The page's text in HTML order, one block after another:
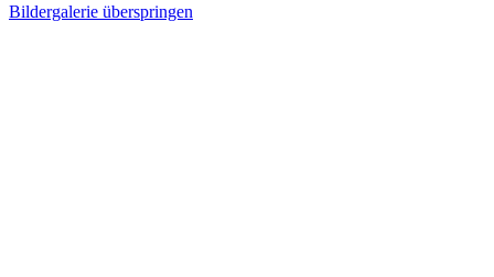
Bildergalerie überspringen